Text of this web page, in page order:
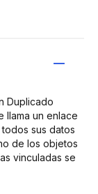
Duplicado
llama un enlace
sus datos
de los objetos
vinculadas se